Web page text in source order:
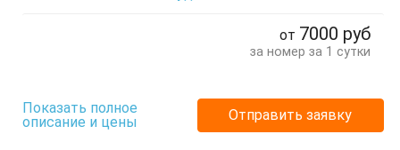
Шкаф
от 7000 руб
за номер за 1 сутки
Показать полное
описание и цены
Отправить заявку